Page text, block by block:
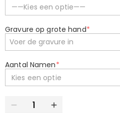
——Kies een optie——
Gravure op grote hand*
Aantal Namen*
Kies een optie